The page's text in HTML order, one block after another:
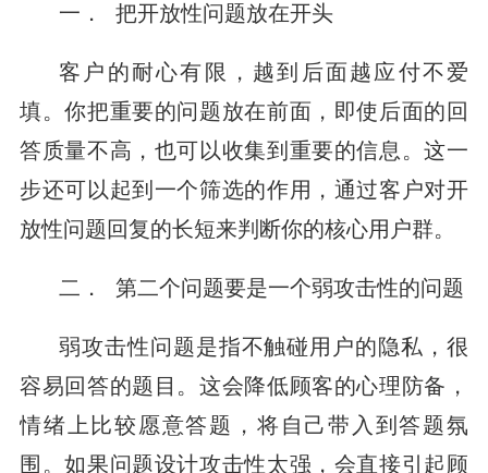
一． 把开放性问题放在开头
客户的耐心有限，越到后面越应付不爱
填。你把重要的问题放在前面，即使后面的回
答质量不高，也可以收集到重要的信息。这一
步还可以起到一个筛选的作用，通过客户对开
放性问题回复的长短来判断你的核心用户群。
二． 第二个问题要是一个弱攻击性的问题
弱攻击性问题是指不触碰用户的隐私，很
容易回答的题目。这会降低顾客的心理防备，
情绪上比较愿意答题，将自己带入到答题氛
围。如果问题设计攻击性太强，会直接引起顾